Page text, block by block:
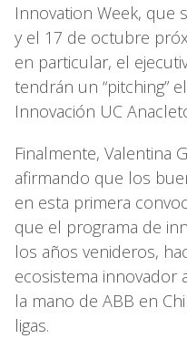
Innovation Week, que
y el 17 de octubre
en particular, el
tendrán un “pitching”
Innovación UC
Finalmente, Valentina
afirmando que los
en esta primera
que el programa de
los años venideros,
ecosistema innovador
la mano de ABB en
ligas.